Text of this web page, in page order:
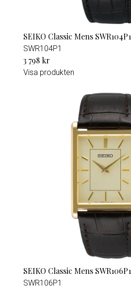
SEIKO Classic Mens SWR104P1
SWR104P1
3 798 kr
Visa produkten
SEIKO Classic Mens SWR106P1
SWR106P1